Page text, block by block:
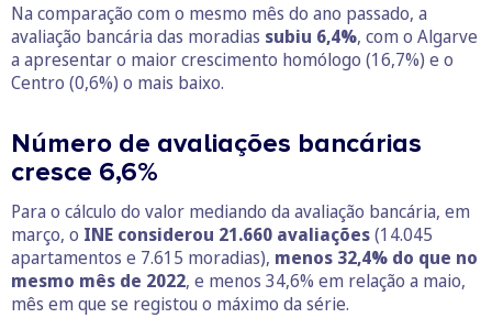
Na comparação com o mesmo mês do ano passado, a
avaliação bancária das moradias subiu 6,4%, com o Algarve
a apresentar o maior crescimento homólogo (16,7%) e o
Centro (0,6%) o mais baixo.
Número de avaliações bancárias
cresce 6,6%
Para o cálculo do valor mediando da avaliação bancária, em
março, o INE considerou 21.660 avaliações(14.045
apartamentos e 7.615 moradias), menos 32,4% do que no
mesmo mês de 2022, e menos 34,6% em relação a maio,
mês em que se registou o máximo da série.